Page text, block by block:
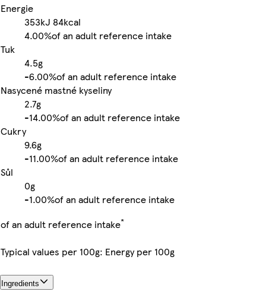
Energie
353kJ 84kcal
4.00%of an adult reference intake
Tuk
4.5g
-6.00%of an adult reference intake
Nasycené mastné kyseliny
2.7g
-14.00%of an adult reference intake
Cukry
9.6g
-11.00%of an adult reference intake
Sůl
0g
-1.00%of an adult reference intake
of an adult reference intake*
Typical values per 100g: Energy per 100g
Ingredients